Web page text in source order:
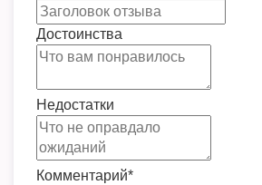
Достоинства
Недостатки
Комментарий*